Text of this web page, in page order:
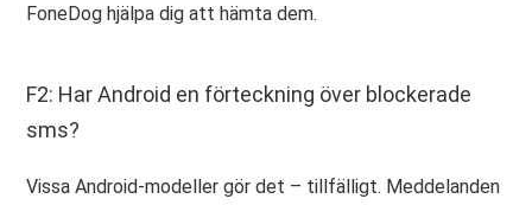
FoneDog hjälpa dig att hämta dem.
F2: Har Android en förteckning över blockerade
sms?
Vissa Android-modeller gör det – tillfälligt. Meddelanden